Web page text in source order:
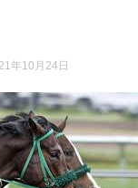
年10月24日